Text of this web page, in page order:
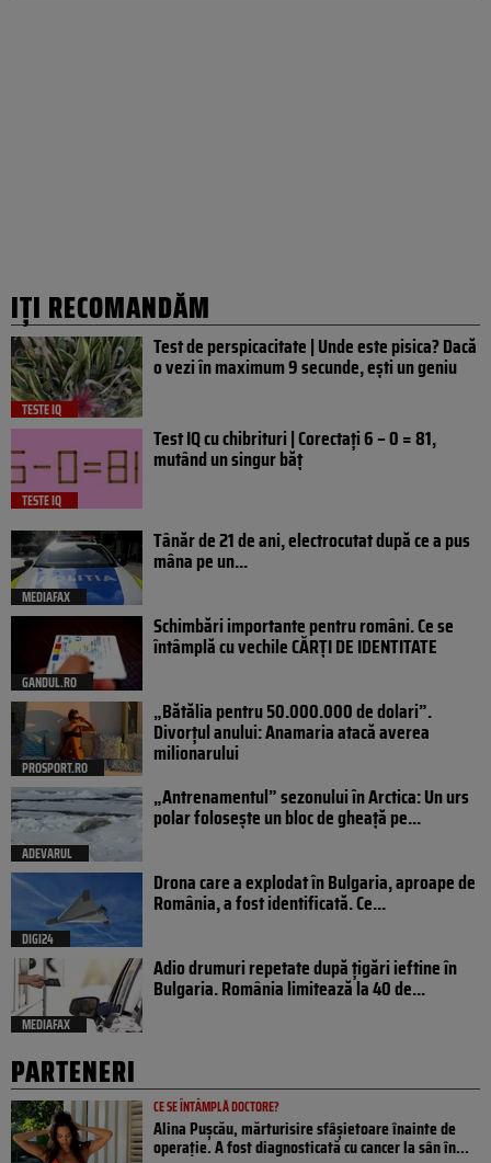
IȚI RECOMANDĂM
TESTE IQ
Test de perspicacitate | Unde este pisica? Dacă
o vezi în maximum 9 secunde, ești un geniu
TESTE IQ
Test IQ cu chibrituri | Corectați 6 – 0 = 81,
mutând un singur băț
MEDIAFAX
Tânăr de 21 de ani, electrocutat după ce a pus
mâna pe un...
GANDUL.RO
Schimbări importante pentru români. Ce se
întâmplă cu vechile CĂRȚI DE IDENTITATE
PROSPORT.RO
„Bătălia pentru 50.000.000 de dolari”.
Divorțul anului: Anamaria atacă averea
milionarului
ADEVARUL
„Antrenamentul” sezonului în Arctica: Un urs
polar folosește un bloc de gheață pe...
DIGI24
Drona care a explodat în Bulgaria, aproape de
România, a fost identificată. Ce...
MEDIAFAX
Adio drumuri repetate după țigări ieftine în
Bulgaria. România limitează la 40 de...
PARTENERI
CE SE ÎNTÂMPLĂ DOCTORE?
Alina Pușcău, mărturisire sfâșietoare înainte de
operație. A fost diagnosticată cu cancer la sân în...